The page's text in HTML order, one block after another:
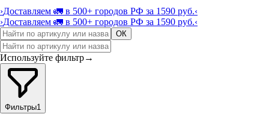
›Доставляем 🚛 в 500+ городов РФ за 1590 руб.‹
›Доставляем 🚛 в 500+ городов РФ за 1590 руб.‹
ОК
Используйте фильтр→
Фильтры1